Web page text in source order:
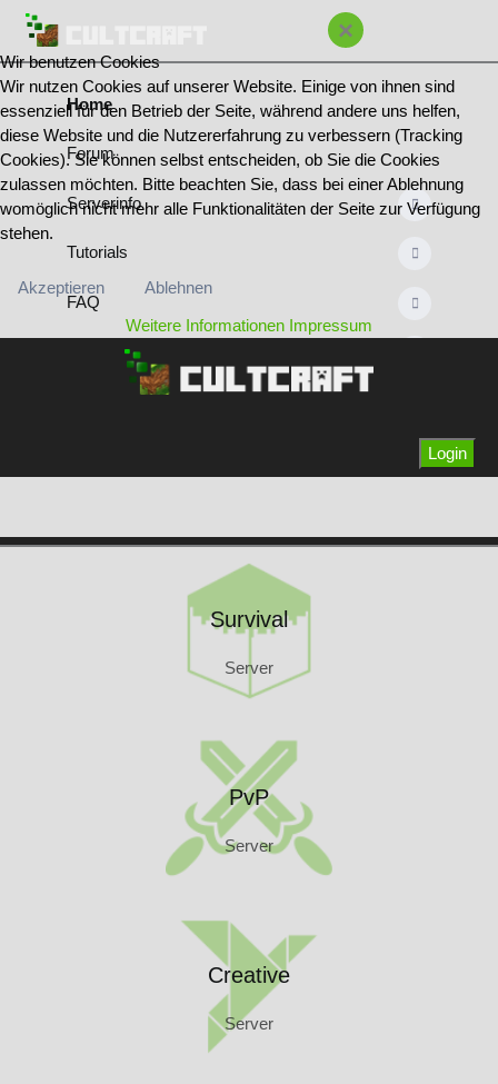
×
Home
Forum
Serverinfo
Tutorials
FAQ
Login
Survival
Server
Survival
PvP
Server
Server
Creative
Server
Creative
Server
Wir benutzen Cookies
Wir nutzen Cookies auf unserer Website. Einige von ihnen sind
essenziell für den Betrieb der Seite, während andere uns helfen,
diese Website und die Nutzererfahrung zu verbessern (Tracking
Cookies). Sie können selbst entscheiden, ob Sie die Cookies
zulassen möchten. Bitte beachten Sie, dass bei einer Ablehnung
womöglich nicht mehr alle Funktionalitäten der Seite zur Verfügung
stehen.
Akzeptieren Ablehnen
Weitere Informationen Impressum